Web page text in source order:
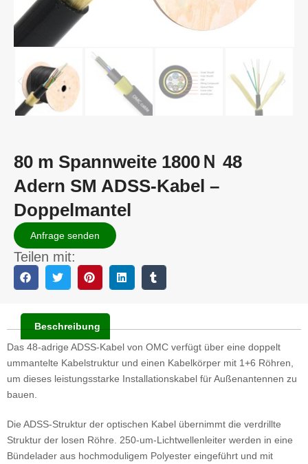
80 m Spannweite 1800Ｎ 48
Adern SM ADSS-Kabel –
Doppelmantel
Anfrage senden
Teilen mit:
Beschreibung
Das 48-adrige ADSS-Kabel von OMC verfügt über eine doppelt
ummantelte Kabelstruktur und einen Kabelkörper mit 1+6 Röhren,
um dieses leistungsstarke Installationskabel für Außenantennen zu
bauen.
Die ADSS-Struktur der optischen Kabel übernimmt die verdrillte
Struktur der losen Röhre. 250-um-Lichtwellenleiter werden in eine
Bündelader aus hochmoduligem Polyester eingeführt und mit